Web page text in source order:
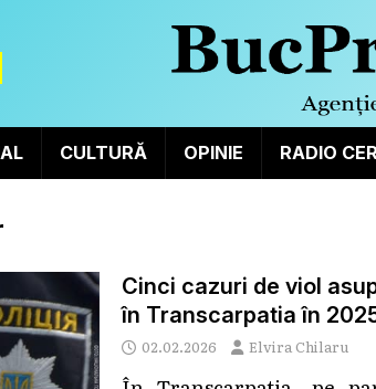
CULTURĂ OPINIE RADIO
Cinci cazuri de viol
în Transcarpatia în
02.02.2026 Elvira Chilaru